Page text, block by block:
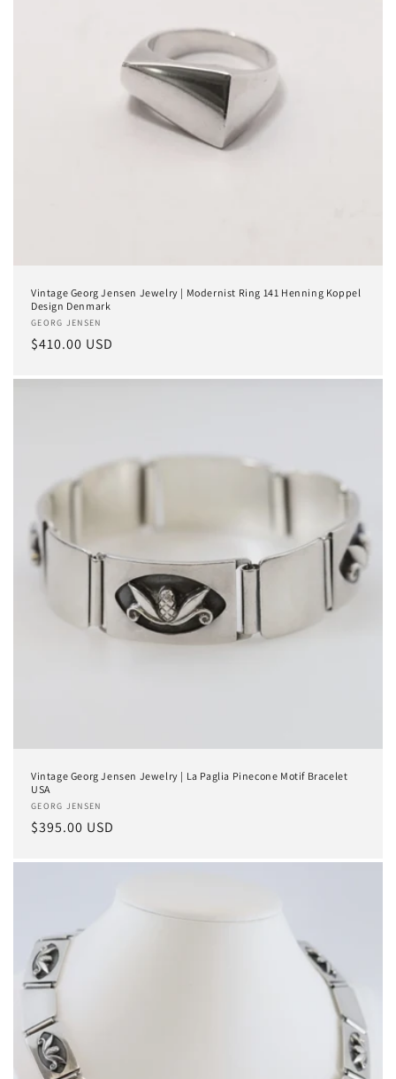
Vintage Georg Jensen Jewelry | Modernist Ring 141 Henning Koppel
Design Denmark
Anbieter:
GEORG JENSEN
Normaler
$410.00 USD
Vintage Georg Jensen Jewelry | La Paglia Pinecone Motif Bracelet
USA
Anbieter:
GEORG JENSEN
Normaler
$395.00 USD